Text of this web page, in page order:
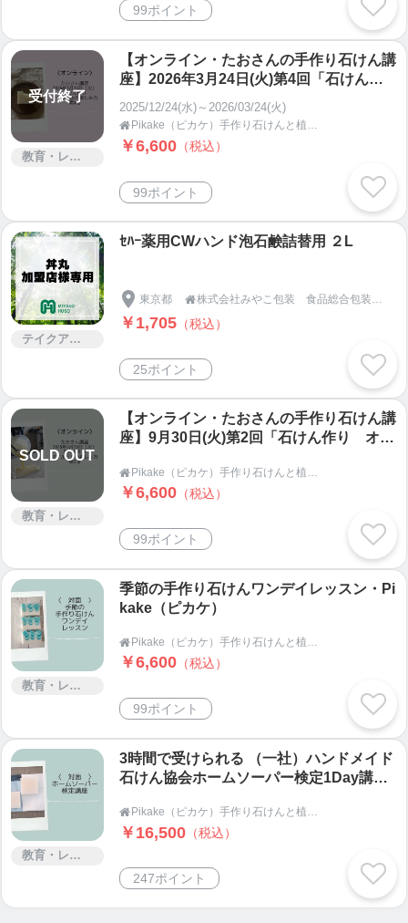
99ポイント
受付終了
教育・レッスン・講習
【オンライン・たおさんの手作り石けん講
座】2026年3月24日(火)第4回「石けん作
り オイルと水の楽しみ方」・Pikake
（ピカケ）
2025/12/24(水)～2026/03/24(火)
 Pikake（ピカケ）手作り石けんと植物の手仕事教室 オンラインショップ
￥6,600 （税込）
99ポイント
テイクアウト
ｾﾊｰ薬用CWハンド泡石鹸詰替用 ２L
東京都 
￥1,705 （税込）
25ポイント
SOLD OUT
教育・レッスン・講習
【オンライン・たおさんの手作り石けん講
座】9月30日(火)第2回「石けん作り オイ
 Pikake（ピカケ）手作り石けんと植物の手仕事教室 オンラインショップ
￥6,600 （税込）
99ポイント
教育・レッスン・講習
季節の手作り石けんワンデイレッスン・Pi
kake（ピカケ）
 Pikake（ピカケ）手作り石けんと植物の手仕事教室 オンラインショップ
￥6,600 （税込）
99ポイント
教育・レッスン・講習
3時間で受けられる （一社）ハンドメイド
石けん協会ホームソーパー検定1Day講
 Pikake（ピカケ）手作り石けんと植物の手仕事教室 オンラインショップ
￥16,500 （税込）
247ポイント